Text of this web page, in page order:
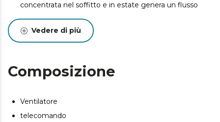
concentrata nel soffitto e in estate genera un flusso
Grande potenza di 35 W, con motore DC ad alto
rendimento che aumenta il flusso d’aria e la sensazione
Potrai scegliere tra 6 velocità di funzionamento per
adattare l’intensità dell’aria secondo le tue necessità.
comodo e semplice grazie al suo telecomando.
Il ventilatore contiene un timer che permette di
Vedere di più
Composizione
Ventilatore
telecomando